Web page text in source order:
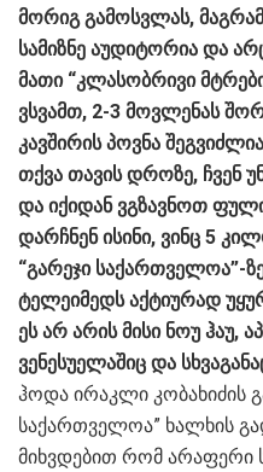
მორიგ გამოსვლას,
სამიზნე აუდიტორია და
მათი “კლასობრივი
ვსვამთ, 2-3 მოვლენას
კავშირის პოვნა
თქვა თავის დროზე, ჩვენ
და იქიდან ვგზავნოთ
დარჩნენ ისინი, ვინც 5
“გარეჯი საქართველოა”-
ტელეიმედს აქტიურად
ეს არ არის მისი ნოუ
ვენესუელაშიც და
ჰოდა ირაკლი კობახიძის
საქართველოა” ხალხის
მიხვდებით რომ არაფერი